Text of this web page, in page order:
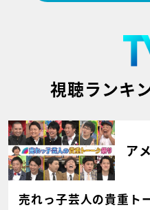
視聴ランキ
ア
売れっ子芸人の貴重ト